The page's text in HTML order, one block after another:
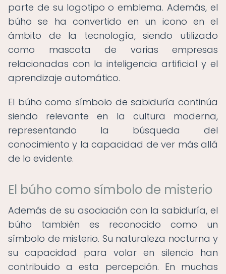
parte de su logotipo o emblema. Además, el
búho se ha convertido en un icono en el
ámbito de la tecnología, siendo utilizado
como mascota de varias empresas
relacionadas con la inteligencia artificial y el
aprendizaje automático.
El búho como símbolo de sabiduría continúa
siendo relevante en la cultura moderna,
representando la búsqueda del
conocimiento y la capacidad de ver más allá
de lo evidente.
El búho como símbolo de misterio
Además de su asociación con la sabiduría, el
búho también es reconocido como un
símbolo de misterio. Su naturaleza nocturna y
su capacidad para volar en silencio han
contribuido a esta percepción. En muchas